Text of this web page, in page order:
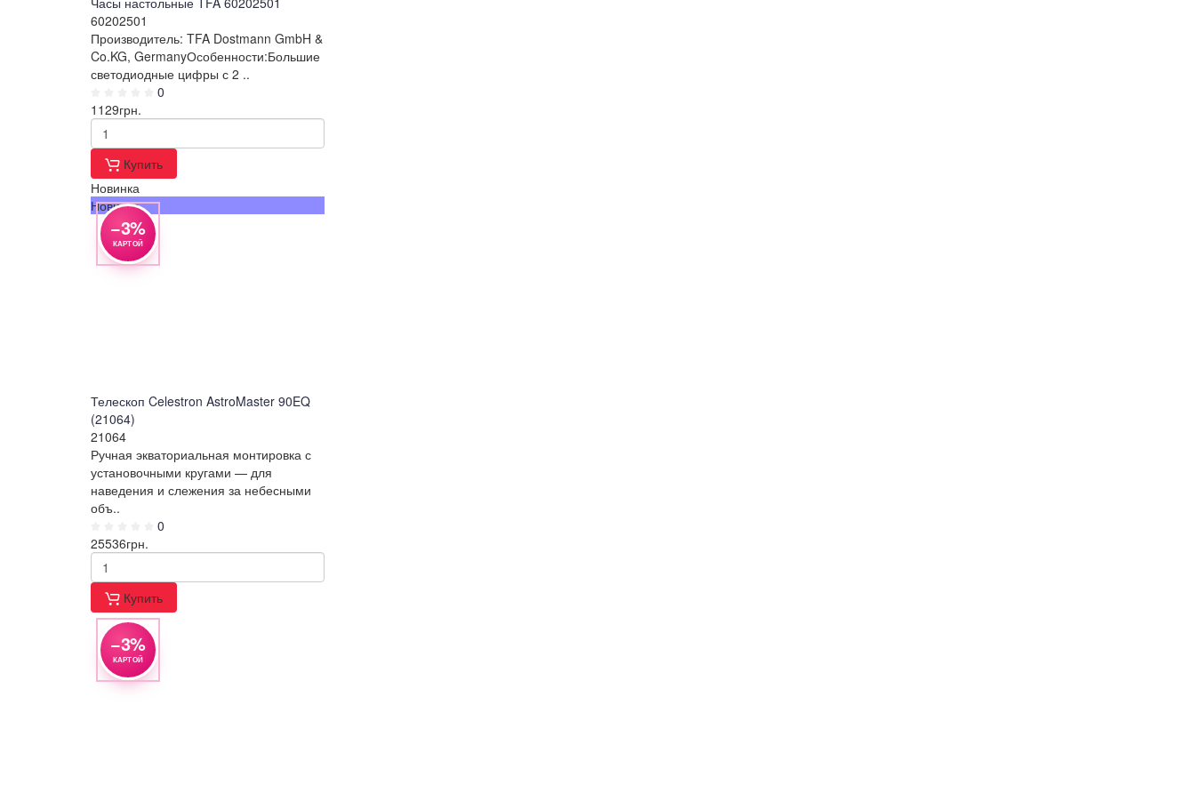
60202501
Производитель: TFA Dostmann GmbH &
Co.KG, GermanyОсобенности:Большие
светодиодные цифры с 2 ..
0
1129грн.
Купить
Новинка
Новинка
−3%
КАРТОЙ
Телескоп Celestron AstroMaster 90EQ
(21064)
21064
Ручная экваториальная монтировка с
установочными кругами — для
наведения и слежения за небесными
объ..
0
25536грн.
Купить
−3%
КАРТОЙ